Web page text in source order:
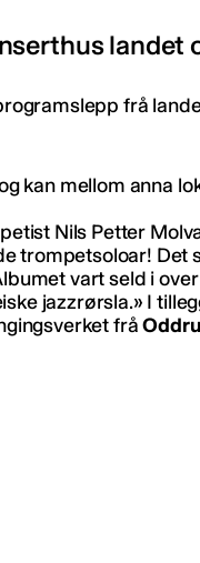
landet
frå
kan mellom anna
Nils Petter
trompetsoloar!
vart seld i
jazzrørsla.» I
frå